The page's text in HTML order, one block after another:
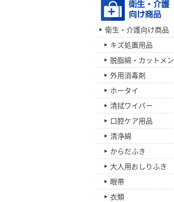
衛生・介護向け商品
キズ処置用品
脱脂綿・カットメン
外用消毒剤
ホータイ
清拭ワイパー
口腔ケア用品
清浄綿
からだふき
大人用おしりふき
眼帯
衣類